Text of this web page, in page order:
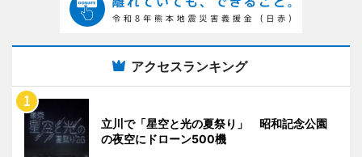
アクセスランキング
立川で「星空と光の夏祭り」 昭和記念公園
の夜空にドローン500機